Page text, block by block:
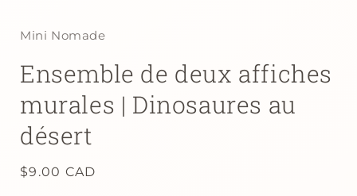
1
fenêtre
modale
Mini Nomade
Ensemble de deux affiches
murales | Dinosaures au
désert
Prix
$9.00 CAD